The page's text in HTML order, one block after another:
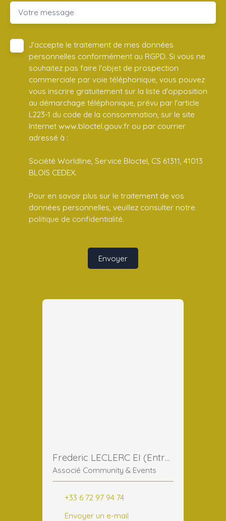
Votre message
J'accepte le traitement de mes données
personnelles conformément au RGPD. Si vous ne
souhaitez pas faire l'objet de prospection
commerciale par voie téléphonique, vous pouvez
vous inscrire gratuitement sur la liste d'opposition
au démarchage téléphonique, prévu par l'article
L223-1 du code de la consommation, sur le site
Internet www.bloctel.gouv.fr ou par courrier
adressé à :
Société Worldline, Service Bloctel, CS 61311, 41013
BLOIS CEDEX.
Pour en savoir plus sur le traitement de vos
données personnelles, veuillez consulter notre
politique de confidentialité.
Envoyer
Frederic LECLERC EI (Entreprise Individuelle)
Associé Community & Events
+33 6 72 97 94 74
Envoyer un e-mail